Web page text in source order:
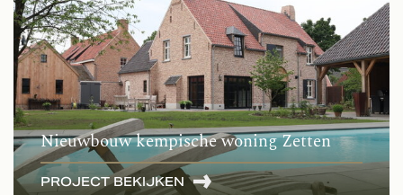
Nieuwbouw kempische woning Zetten
PROJECT BEKIJKEN